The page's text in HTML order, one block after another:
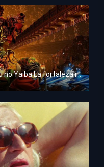
Guardianes de la noche: Kimetsu no Yaiba La fortaleza infinita